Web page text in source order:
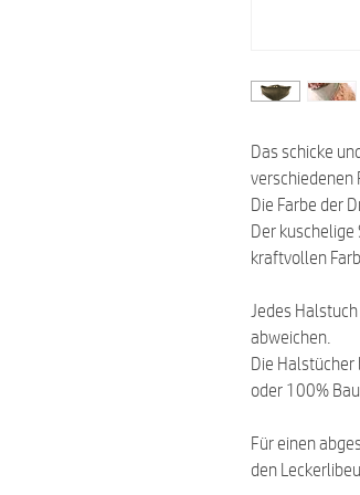
Das schicke
verschiedenen
Die Farbe der
Der
kraftvollen
Jedes
abweichen.
Die Halstücher
oder 100%
Für einen
den